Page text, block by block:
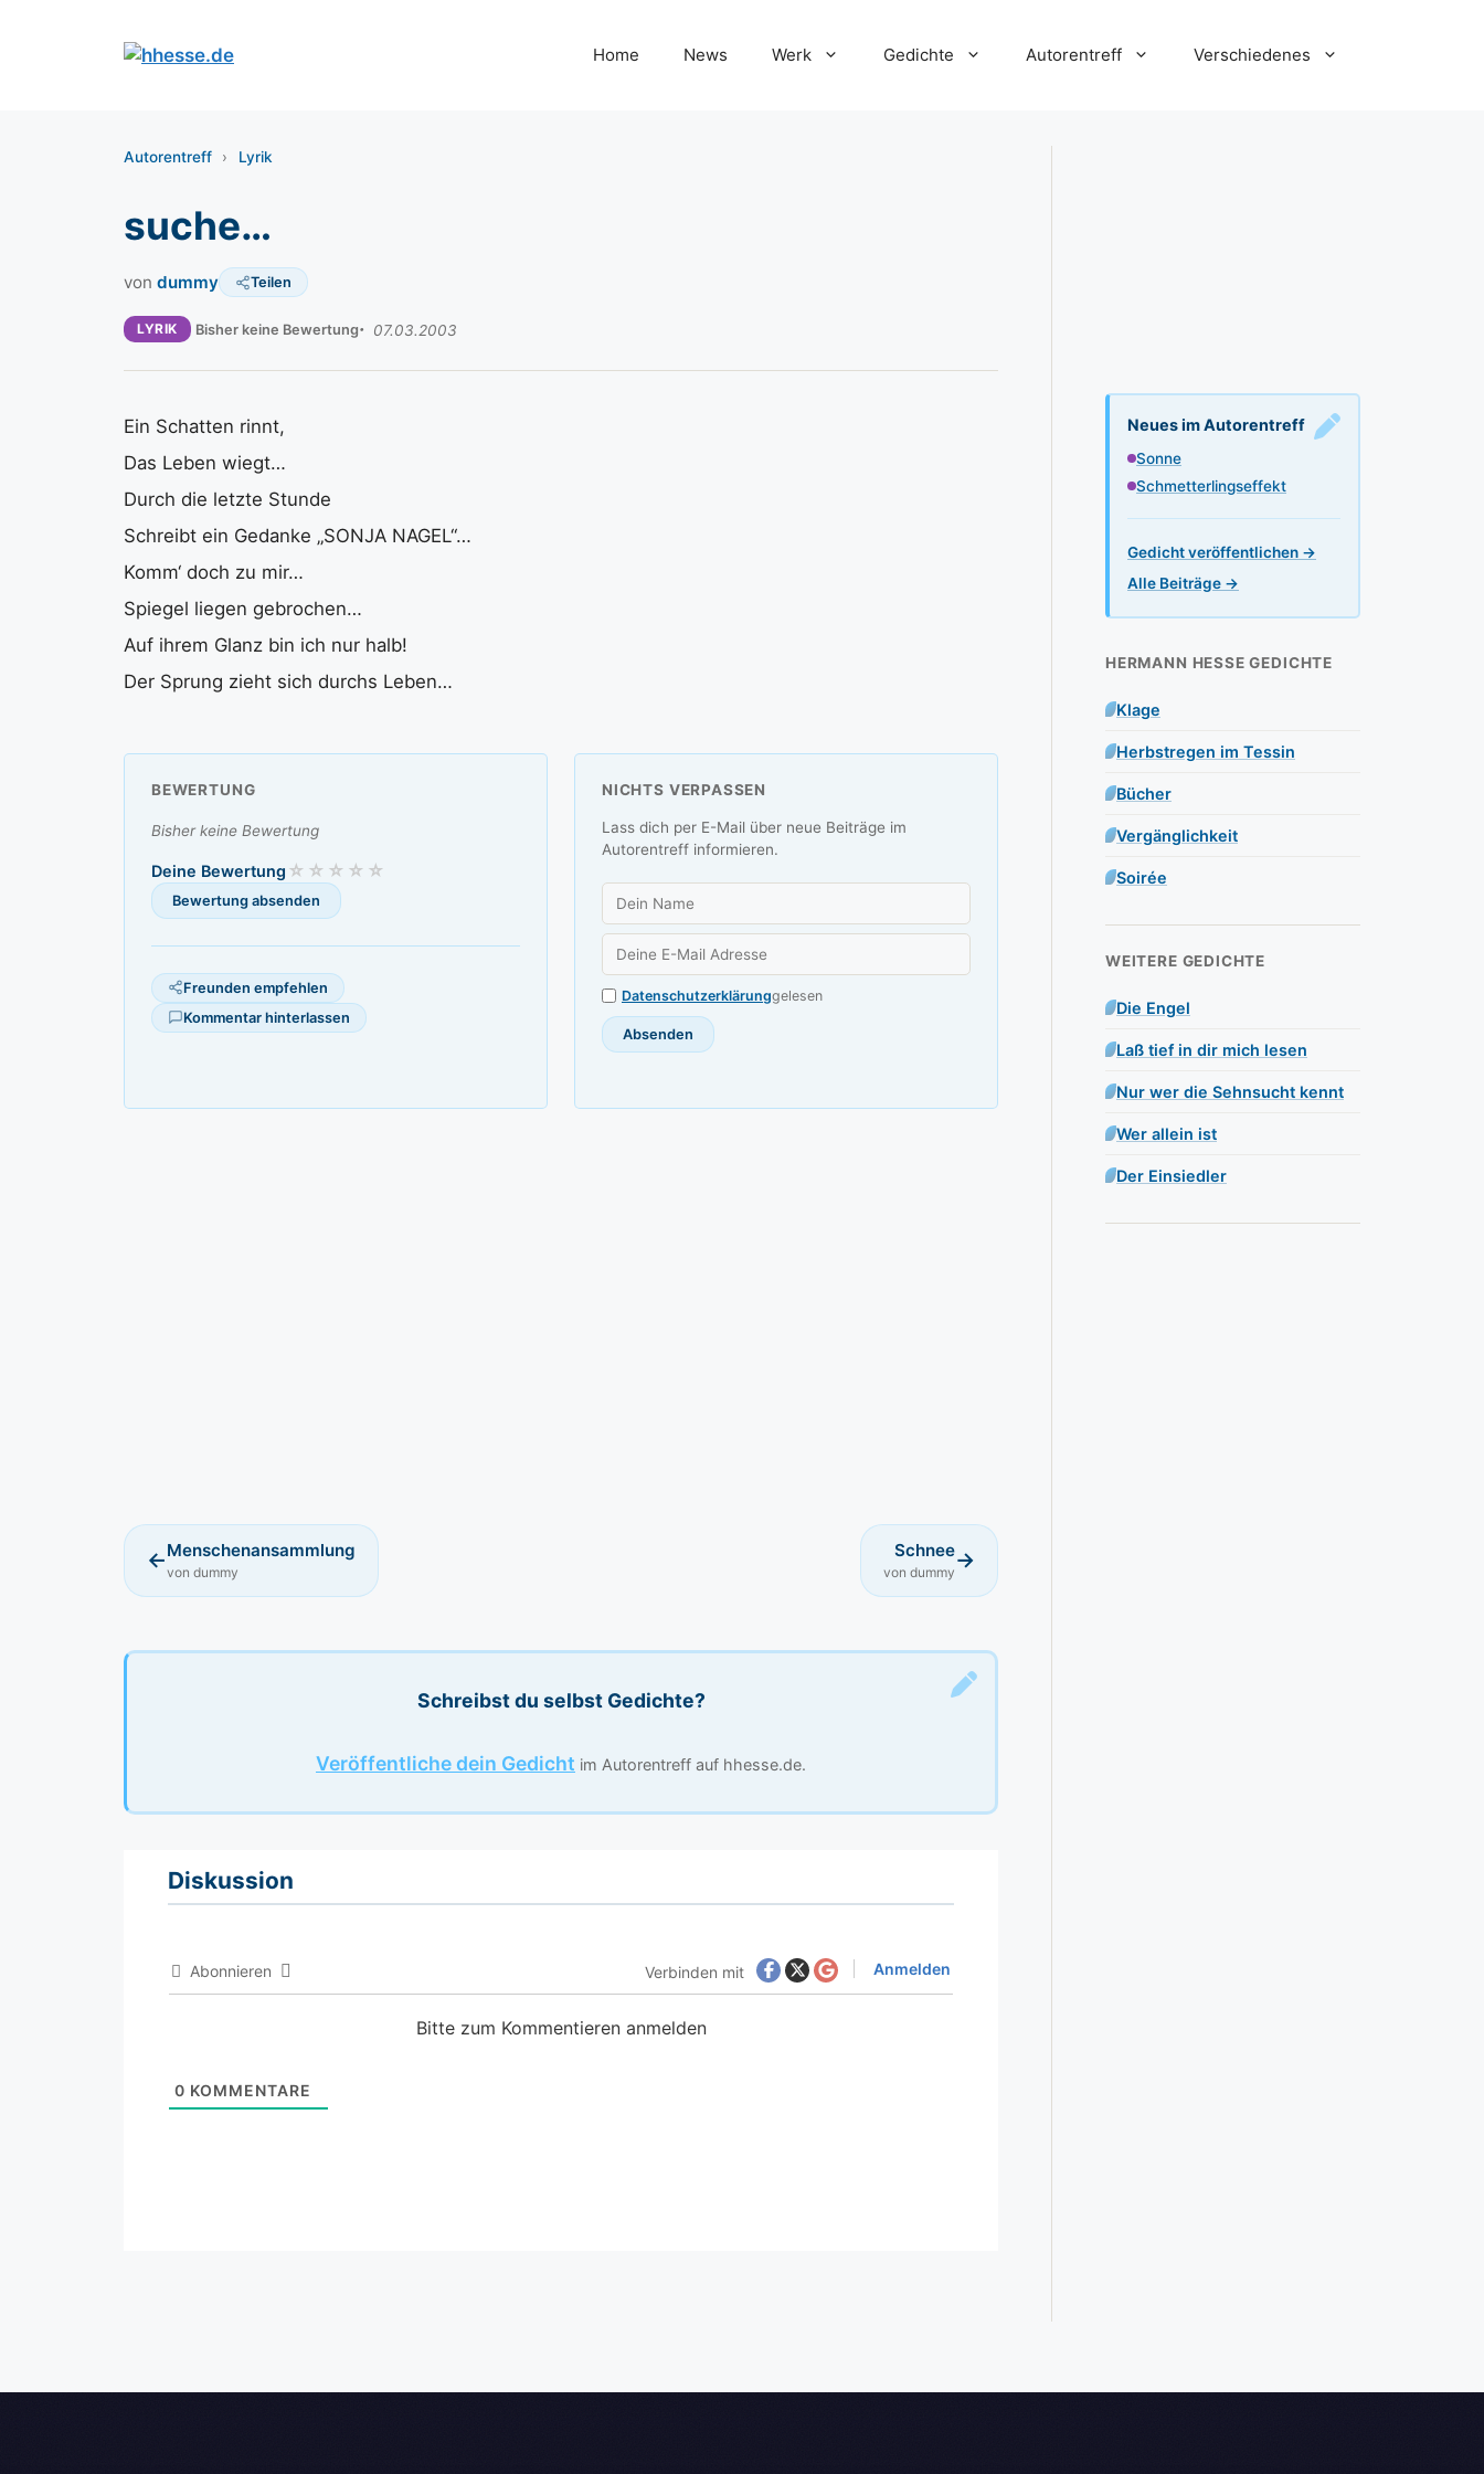
Home News Werk Gedichte Autorentreff Verschiedenes
Autorentreff › Lyrik
suche…
von dummy Teilen
LYRIK Bisher keine Bewertung 07.03.2003
Ein Schatten rinnt,
Das Leben wiegt…
Durch die letzte Stunde
Schreibt ein Gedanke „SONJA NAGEL“…
Komm‘ doch zu mir…
Spiegel liegen gebrochen…
Auf ihrem Glanz bin ich nur halb!
Der Sprung zieht sich durchs Leben…
BEWERTUNG
Bisher keine Bewertung
Deine Bewertung
Freunden empfehlen
Kommentar hinterlassen
NICHTS VERPASSEN
Lass dich per E-Mail über neue Beiträge im
Autorentreff informieren.
Datenschutzerklärunggelesen
←Menschenansammlung
von dummy
Schnee
von dummy →
Schreibst du selbst Gedichte?
Veröffentliche dein Gedicht im Autorentreff auf hhesse.de.
Diskussion
Abonnieren Verbinden mit Anmelden
Bitte zum Kommentieren anmelden
0 KOMMENTARE
Neues im Autorentreff
Sonne
Schmetterlingseffekt
Gedicht veröffentlichen →
Alle Beiträge →
HERMANN HESSE GEDICHTE
Klage
Herbstregen im Tessin
Bücher
Vergänglichkeit
Soirée
WEITERE GEDICHTE
Die Engel
Laß tief in dir mich lesen
Nur wer die Sehnsucht kennt
Wer allein ist
Der Einsiedler